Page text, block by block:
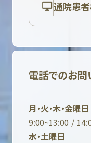
通院患
電話でのお
月・火・木・金曜日
9:00~13:00 /
水・土曜日